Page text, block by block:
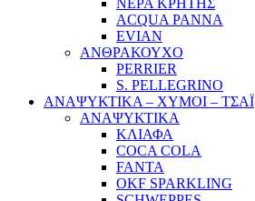
ΝΕΡΑ ΚΡΗΤΗΣ
ACQUA PANNA
EVIAN
ΑΝΘΡΑΚΟΥΧΟ
PERRIER
S. PELLEGRINO
ΑΝΑΨΥΚΤΙΚΑ – ΧΥΜΟΙ – ΤΣΑΪ
ΑΝΑΨΥΚΤΙΚΑ
ΚΛΙΑΦΑ
COCA COLA
FANTA
OKF SPARKLING